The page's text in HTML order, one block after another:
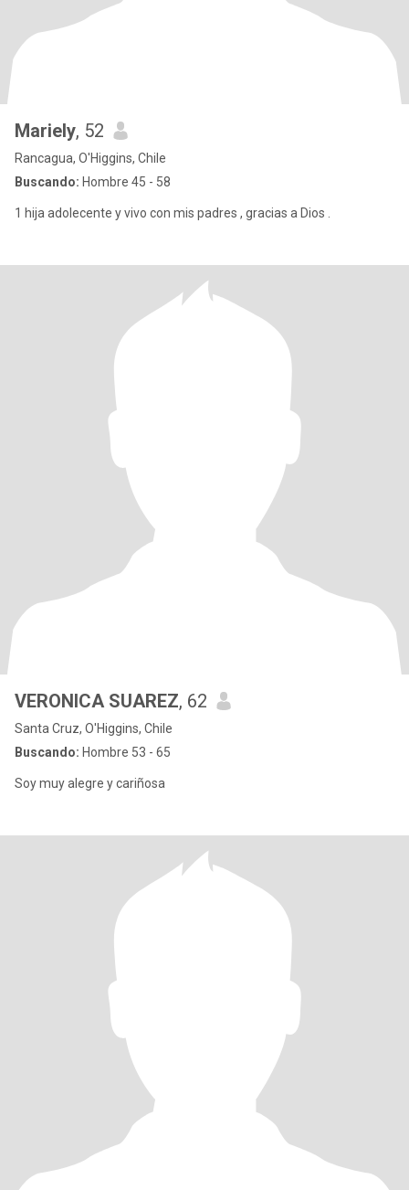
Mariely, 52
Rancagua, O'Higgins, Chile
Buscando: Hombre 45 - 58
1 hija adolecente y vivo con mis padres , gracias a Dios .
VERONICA SUAREZ, 62
Santa Cruz, O'Higgins, Chile
Buscando: Hombre 53 - 65
Soy muy alegre y cariñosa